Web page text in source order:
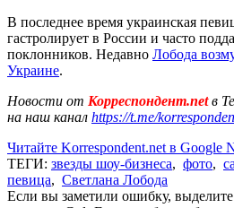
В последнее время украинская
гастролирует в России и часто
поклонников. Недавно Лобода
Украине.
Новости от Корреспондент.netв
на наш канал https://t.me/
Читайте Korrespondent.net в Google
ТЕГИ: звезды шоу-бизнеса, фото,
певица, Светлана Лобода
Если вы заметили ошибку,